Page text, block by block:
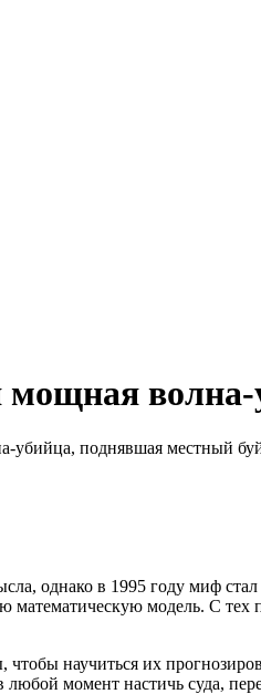
мощная
поднявшая местный
однако в 1995 году миф
модель. С
научиться их
любой момент настичь суда,